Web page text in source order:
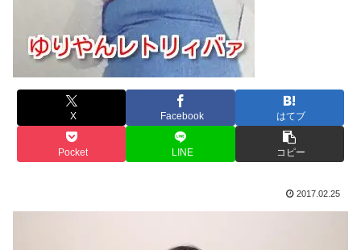
X Facebook はてブ
Pocket LINE コピー
2017.02.25